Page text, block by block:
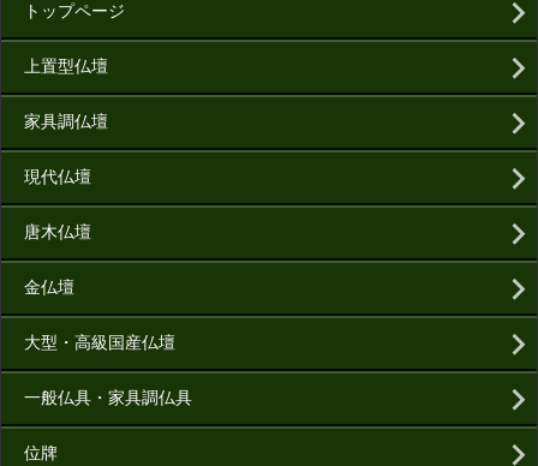
トップページ
上置型仏壇
家具調仏壇
現代仏壇
唐木仏壇
金仏壇
大型・高級国産仏壇
一般仏具・家具調仏具
位牌